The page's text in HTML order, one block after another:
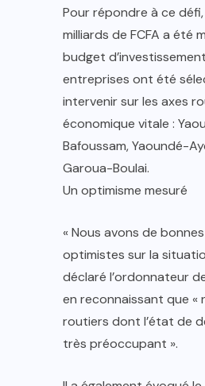
Pour répondre à ce
milliards de FCFA a été
budget
entreprises ont été
intervenir sur les axes
économique vitale :
Bafoussam, Yaoundé-
Garoua-Boulai.
Un optimisme mesuré
« Nous avons de
optimistes sur la
déclaré l’ordonnateur
en reconnaissant que «
routiers dont l’état de
très préoccupant ».